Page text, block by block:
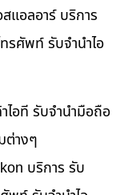
แอลอาร์ บริการ
รศัพท์ รับจำนำไอ
ไอที รับจำนำมือถือ
ต่างๆ
บริการ รับ